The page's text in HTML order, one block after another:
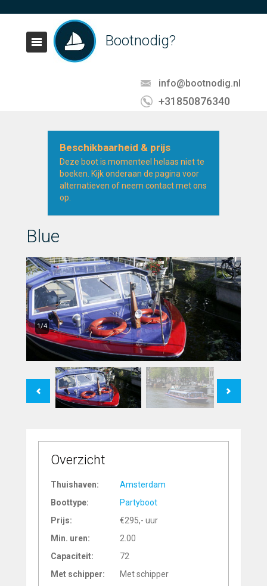
Bootnodig?
info@bootnodig.nl
+31850876340
Beschikbaarheid & prijs
Deze boot is momenteel helaas niet te
boeken. Kijk onderaan de pagina voor
alternatieven of neem contact met ons
op.
Blue
1/4
Overzicht
Thuishaven:
Amsterdam
Boottype:
Partyboot
Prijs:
€295,- uur
Min. uren:
2.00
Capaciteit:
72
Met schipper:
Met schipper